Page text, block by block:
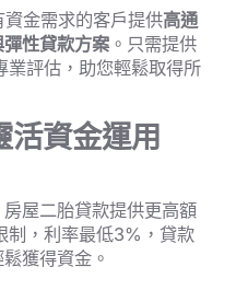
金需求的客戶提供高通
性貸款方案 。只需提供
評估，助您輕鬆取得所
活資金運用
屋二胎貸款提供更高額
制，利率最低3%，貸款
獲得資金。